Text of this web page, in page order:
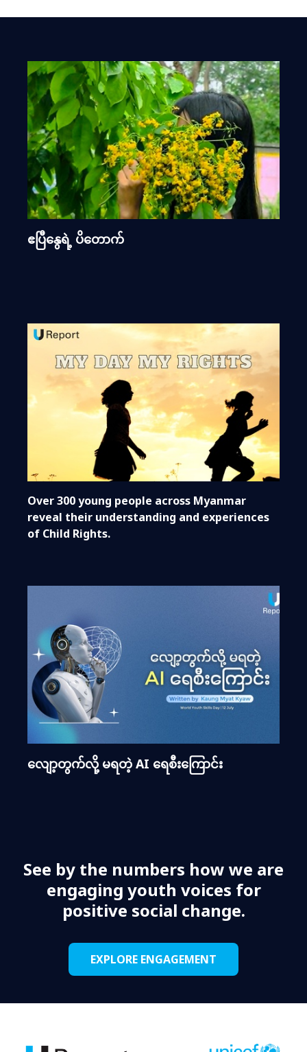
ဧပြီနွေရဲ့ ပိတောက်
Over 300 young people across Myanmar
reveal their understanding and experiences
of Child Rights.
လျော့တွက်လို့ မရတဲ့ AI ရေစီးကြောင်း
See by the numbers how we are
engaging youth voices for
positive social change.
EXPLORE ENGAGEMENT